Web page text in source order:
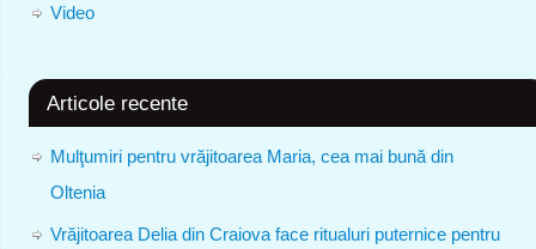
Video
Articole recente
Mulţumiri pentru vrăjitoarea Maria, cea mai bună din
Oltenia
Vrăjitoarea Delia din Craiova face ritualuri puternice pentru